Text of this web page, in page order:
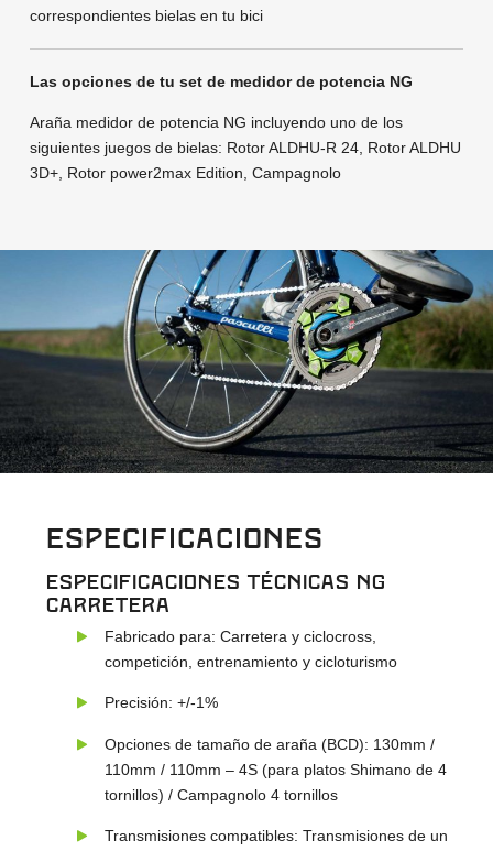
correspondientes bielas en tu bici
Las opciones de tu set de medidor de potencia NG
Araña medidor de potencia NG incluyendo uno de los
siguientes juegos de bielas: Rotor ALDHU-R 24, Rotor ALDHU
3D+, Rotor power2max Edition, Campagnolo
ESPECIFICACIONES
Especificaciones Técnicas NG
Carretera
Fabricado para: Carretera y ciclocross,
competición, entrenamiento y cicloturismo
Precisión: +/-1%
Opciones de tamaño de araña (BCD): 130mm /
110mm / 110mm – 4S (para platos Shimano de 4
tornillos) / Campagnolo 4 tornillos
Transmisiones compatibles: Transmisiones de un